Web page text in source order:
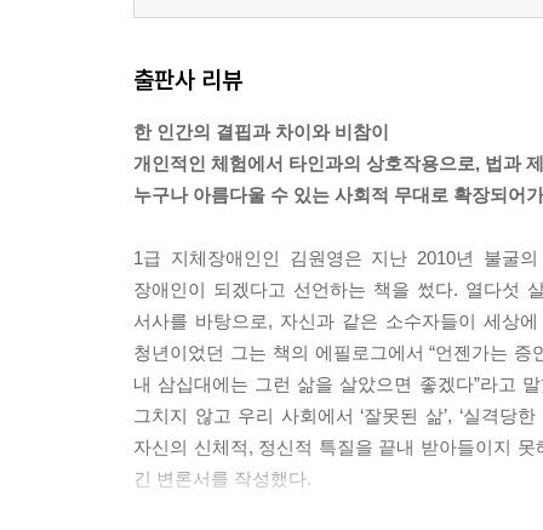
출판사 리뷰
한 인간의 결핍과 차이와 비참이
개인적인 체험에서 타인과의 상호작용으로, 법과
누구나 아름다울 수 있는 사회적 무대로 확장되어
1급 지체장애인인 김원영은 지난 2010년 불굴의
장애인이 되겠다고 선언하는 책을 썼다. 열다섯
서사를 바탕으로, 자신과 같은 소수자들이 세상
청년이었던 그는 책의 에필로그에서 “언젠가는
내 삼십대에는 그런 삶을 살았으면 좋겠다”라고
그치지 않고 우리 사회에서 ‘잘못된 삶’, ‘실격당
자신의 신체적, 정신적 특질을 끝내 받아들이지
긴 변론서를 작성했다.